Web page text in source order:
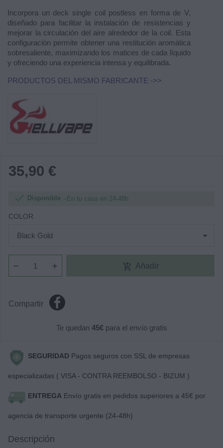
Incorpora un deck single coil postless en forma de V,
diseñado para facilitar la instalación de resistencias y
mejorar la circulación del aire alrededor de la coil. Esta
configuración permite obtener una restitución aromática
sobresaliente, maximizando los matices de cada líquido
y ofreciendo una experiencia intensa y equilibrada.
PRODUCTOS DEL MISMO FABRICANTE ->>
35,90 €
 Disponible En tu casa en 24-48h
COLOR
add_shopping_cart Añadir
Compartir
Te quedan 45€para el envío gratis
SEGURIDAD Pagos seguros con SSL de empresas
especializadas ( VISA - CONTRA REEMBOLSO - BIZUM )
ENTREGA Envío gratis en pedidos superiores a 45€ por
agencia de transporte urgente (24-48h)
Descripción